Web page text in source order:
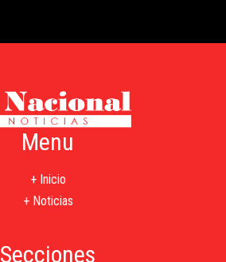
Menu
+ Inicio
+ Noticias
Secciones